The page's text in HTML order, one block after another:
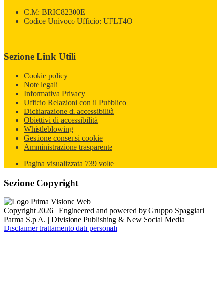
C.M: BRIC82300E
Codice Univoco Ufficio: UFLT4O
Sezione Link Utili
Cookie policy
Note legali
Informativa Privacy
Ufficio Relazioni con il Pubblico
Dichiarazione di accessibilità
Obiettivi di accessibilità
Whistleblowing
Gestione consensi cookie
Amministrazione trasparente
Pagina visualizzata 739 volte
Sezione Copyright
Copyright 2026 | Engineered and powered by Gruppo Spaggiari
Parma S.p.A. | Divisione Publishing & New Social Media
Disclaimer trattamento dati personali